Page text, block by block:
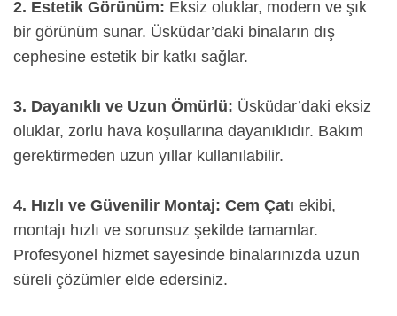
2. Estetik Görünüm: Eksiz oluklar, modern ve şık
bir görünüm sunar. Üsküdar’daki binaların dış
cephesine estetik bir katkı sağlar.
3. Dayanıklı ve Uzun Ömürlü: Üsküdar’daki eksiz
oluklar, zorlu hava koşullarına dayanıklıdır. Bakım
gerektirmeden uzun yıllar kullanılabilir.
4. Hızlı ve Güvenilir Montaj: Cem Çatı ekibi,
montajı hızlı ve sorunsuz şekilde tamamlar.
Profesyonel hizmet sayesinde binalarınızda uzun
süreli çözümler elde edersiniz.